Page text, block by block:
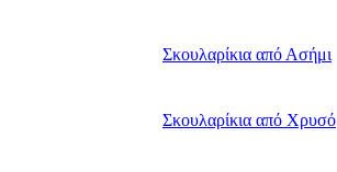
Σκουλαρίκια από Ασήμι
Σκουλαρίκια από Χρυσό